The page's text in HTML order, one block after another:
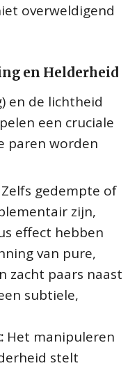
overweldigend
en Helderheid
en de lichtheid
een cruciale
paren worden
Zelfs gedempte of
zijn,
effect hebben
van pure,
zacht paars naast
subtiele,
Het manipuleren
stelt